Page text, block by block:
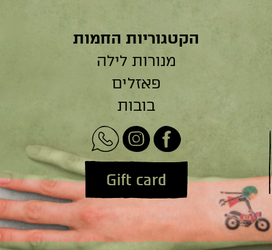
הקטגוריות החמות
מנורות לילה
פאזלים
בובות
Gift card